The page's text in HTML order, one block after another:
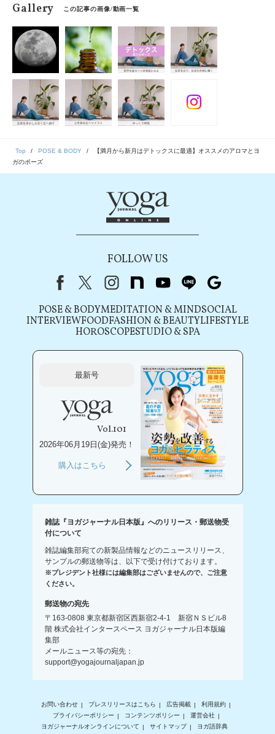
Gallery この記事の画像/動画一覧
Top POSE & BODY
【満月から新月はデトックスに最適】オススメのアロマとヨ
ガのポーズ
FOLLOW US
FacebookX（旧Twitter）
instagram
note youtubeline
POSE & BODYMEDITATION & MINDSOCIAL
INTERVIEWFOODFASHION & BEAUTYLIFESTYLE
HOROSCOPESTUDIO & SPA
最新号
Vol.101
2026年06月19日(金)発売！
購入はこちら
雑誌『ヨガジャーナル日本版』へのリリース・郵送物受
付について
雑誌編集部宛ての新製品情報などのニュースリリース、
サンプルの郵送物等は、以下で受け付けております。
※プレジデント社様には編集部はございませんので、ご注意
ください。
郵送物の宛先
〒163-0808 東京都新宿区西新宿2-4-1 新宿ＮＳビル8
階 株式会社インタースペース ヨガジャーナル日本版編
集部
メールニュース等の宛先：
support@yogajournaljapan.jp
お問い合わせ プレスリリースはこちら 広告掲載
利用規約
プライバシーポリシー
コンテンツポリシー
運営会社
ヨガジャーナルオンラインについて
サイトマップ ヨガ語辞典